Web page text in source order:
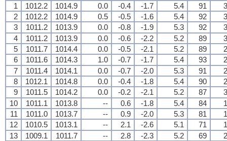
1
1012.2 1014.9 0.0 -0.4 -1.7 5.4 91
2
1012.2 1014.9 0.5 -0.5 -1.6 5.4 92
3
1011.2 1013.9 0.0 -0.8 -1.9 5.3 92
4
1011.2 1013.9 0.0 -0.6 -2.2 5.2 89
5
1011.7 1014.4 0.0 -0.5 -2.1 5.2 89
6
1011.6 1014.3 1.0 -0.7 -1.7 5.4 93
7
1011.4 1014.1 0.0 -0.7 -2.0 5.3 91
8
1012.1 1014.8 0.0 -0.4 -1.8 5.4 90
9
1011.5 1014.2 0.0 -0.2 -2.1 5.2 87
10
1011.1 1013.8 -- 0.6 -1.8 5.4 84
11
1011.0 1013.7 -- 0.9 -2.0 5.3 81
12
1010.5 1013.1 -- 2.1 -2.6 5.1 71
13
1009.1 1011.7 -- 2.8 -2.3 5.2 69
1
1012.2 1014.9 0.0 -0.4 -1.7 5.4 91
2
1012.2 1014.9 0.5 -0.5 -1.6 5.4 92
3
1011.2 1013.9 0.0 -0.8 -1.9 5.3 92
4
1011.2 1013.9 0.0 -0.6 -2.2 5.2 89
5
1011.7 1014.4 0.0 -0.5 -2.1 5.2 89
6
1011.6 1014.3 1.0 -0.7 -1.7 5.4 93
7
1011.4 1014.1 0.0 -0.7 -2.0 5.3 91
8
1012.1 1014.8 0.0 -0.4 -1.8 5.4 90
9
1011.5 1014.2 0.0 -0.2 -2.1 5.2 87
10
1011.1 1013.8 -- 0.6 -1.8 5.4 84
11
1011.0 1013.7 -- 0.9 -2.0 5.3 81
12
1010.5 1013.1 -- 2.1 -2.6 5.1 71
13
1009.1 1011.7 -- 2.8 -2.3 5.2 69
1
1012.2 1014.9 0.0 -0.4 -1.7 5.4 91
2
1012.2 1014.9 0.5 -0.5 -1.6 5.4 92
3
1011.2 1013.9 0.0 -0.8 -1.9 5.3 92
4
1011.2 1013.9 0.0 -0.6 -2.2 5.2 89
5
1011.7 1014.4 0.0 -0.5 -2.1 5.2 89
6
1011.6 1014.3 1.0 -0.7 -1.7 5.4 93
7
1011.4 1014.1 0.0 -0.7 -2.0 5.3 91
8
1012.1 1014.8 0.0 -0.4 -1.8 5.4 90
9
1011.5 1014.2 0.0 -0.2 -2.1 5.2 87
10
1011.1 1013.8 -- 0.6 -1.8 5.4 84
11
1011.0 1013.7 -- 0.9 -2.0 5.3 81
12
1010.5 1013.1 -- 2.1 -2.6 5.1 71
13
1009.1 1011.7 -- 2.8 -2.3 5.2 69
1
1012.2 1014.9 0.0 -0.4 -1.7 5.4 91
2
1012.2 1014.9 0.5 -0.5 -1.6 5.4 92
3
1011.2 1013.9 0.0 -0.8 -1.9 5.3 92
4
1011.2 1013.9 0.0 -0.6 -2.2 5.2 89
5
1011.7 1014.4 0.0 -0.5 -2.1 5.2 89
6
1011.6 1014.3 1.0 -0.7 -1.7 5.4 93
7
1011.4 1014.1 0.0 -0.7 -2.0 5.3 91
8
1012.1 1014.8 0.0 -0.4 -1.8 5.4 90
9
1011.5 1014.2 0.0 -0.2 -2.1 5.2 87
10
1011.1 1013.8 -- 0.6 -1.8 5.4 84
11
1011.0 1013.7 -- 0.9 -2.0 5.3 81
12
1010.5 1013.1 -- 2.1 -2.6 5.1 71
13
1009.1 1011.7 -- 2.8 -2.3 5.2 69